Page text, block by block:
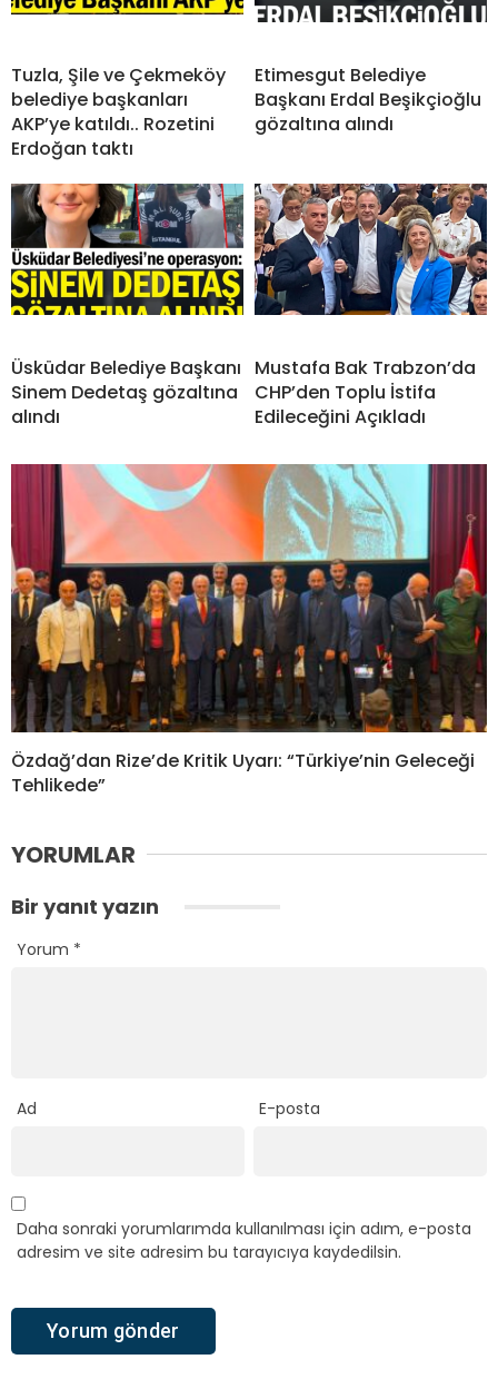
Tuzla, Şile ve Çekmeköy
belediye başkanları
AKP’ye katıldı.. Rozetini
Erdoğan taktı
Etimesgut Belediye
Başkanı Erdal Beşikçioğlu
gözaltına alındı
Üsküdar Belediye Başkanı
Sinem Dedetaş gözaltına
alındı
Mustafa Bak Trabzon’da
CHP’den Toplu İstifa
Edileceğini Açıkladı
Özdağ’dan Rize’de Kritik Uyarı: “Türkiye’nin Geleceği
Tehlikede”
YORUMLAR
Bir yanıt yazın
Yorum *
Ad E-posta
Daha sonraki yorumlarımda kullanılması için adım, e-posta
adresim ve site adresim bu tarayıcıya kaydedilsin.